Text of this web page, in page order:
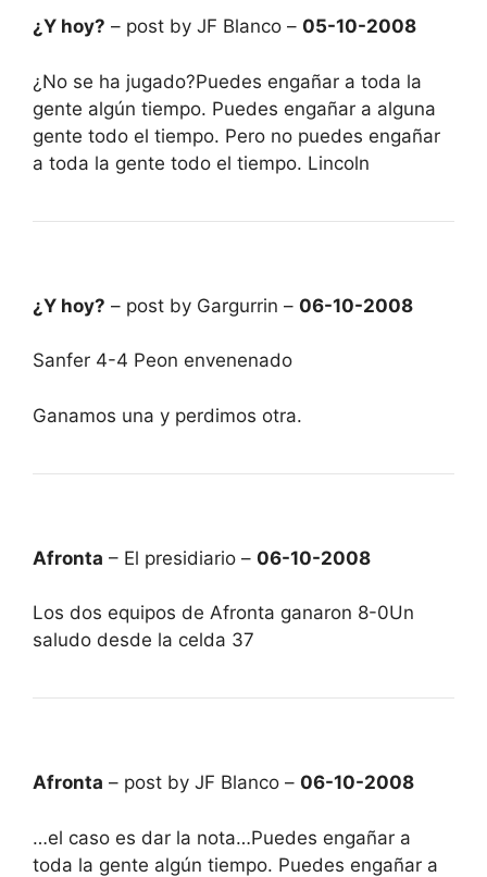
¿Y hoy? – post by JF Blanco – 05-10-2008
¿No se ha jugado?Puedes engañar a toda la
gente algún tiempo. Puedes engañar a alguna
gente todo el tiempo. Pero no puedes engañar
a toda la gente todo el tiempo. Lincoln
¿Y hoy? – post by Gargurrin – 06-10-2008
Sanfer 4-4 Peon envenenado
Ganamos una y perdimos otra.
Afronta – El presidiario – 06-10-2008
Los dos equipos de Afronta ganaron 8-0Un
saludo desde la celda 37
Afronta – post by JF Blanco – 06-10-2008
…el caso es dar la nota…Puedes engañar a
toda la gente algún tiempo. Puedes engañar a